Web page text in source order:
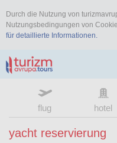
Durch die Nutzung von
Nutzungsbedingungen von
für detaillierte Informationen.
flug hotel
yacht reservierung